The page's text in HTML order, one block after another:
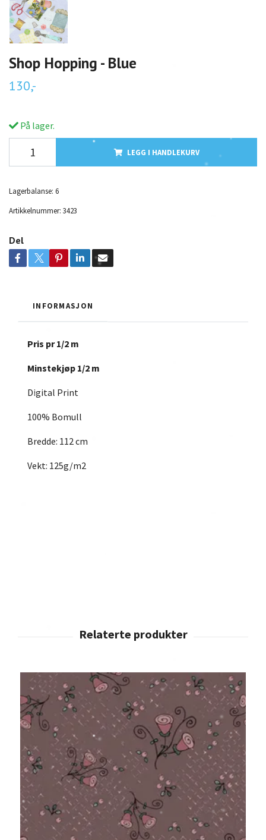
Shop Hopping - Blue
130,-
På lager.
LEGG I HANDLEKURV
Lagerbalanse: 6
Artikkelnummer: 3423
Del
INFORMASJON
Pris pr 1/2 m
Minstekjøp 1/2 m
Digital Print
100% Bomull
Bredde: 112 cm
Vekt: 125g/m2